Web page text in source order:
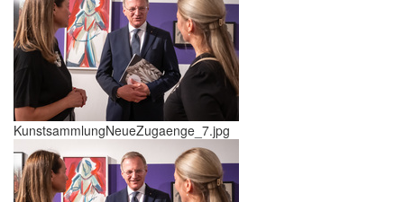
KunstsammlungNeueZugaenge_7.jpg